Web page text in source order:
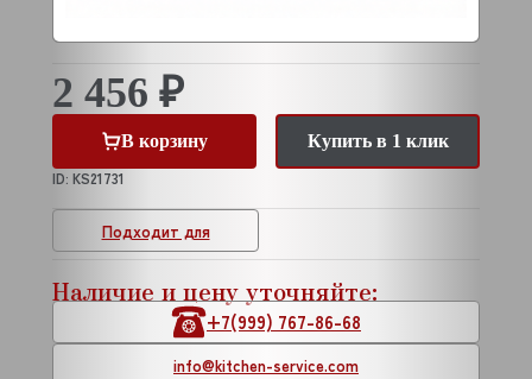
Подходит для
2 456 ₽
В корзину
Купить в 1 клик
ID: KS21731
Наличие и цену уточняйте:
+7(999) 767-86-68
info@kitchen-service.com